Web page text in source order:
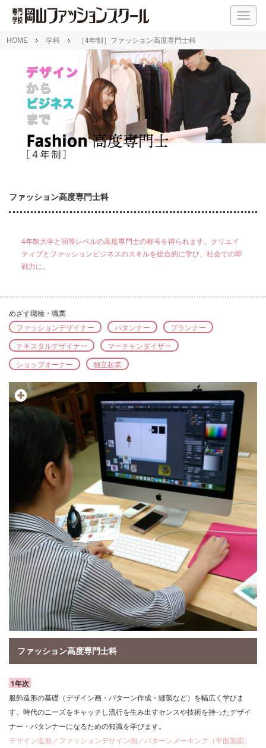
M
E
HOME 学科 ［4年制］ファッション高度専門士科
ファッション高度専門士科
4年制大学と同等レベルの高度専門士の称号を得られます。クリエイ
ティブとファッションビジネスのスキルを総合的に学び、社会での即
戦力に。
めざす職種・職業
ファッションデザイナー
パタンナー
プランナー
テキスタルデザイナー
マーチャンダイザー
ショップオーナー
独立起業
ファッション高度専門士科
1年次
服飾造形の基礎（デザイン画・パターン作成・縫製など）を幅広く学びま
す。時代のニーズをキャッチし流行を生み出すセンスや技術を持ったデザイ
ナー・パタンナーになるための知識を学びます。
デザイン造形／ファッションデザイン画／パターンメーキング（平面製図）